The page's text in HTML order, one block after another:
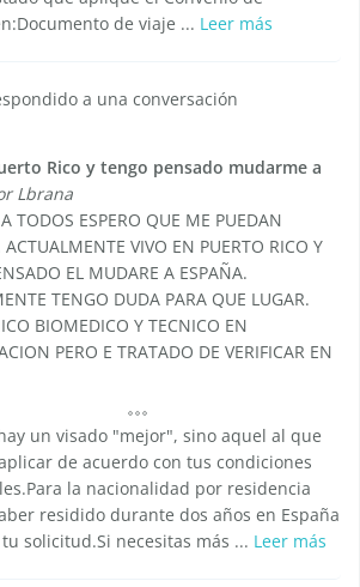
de viaje ... Leer más
a una conversación
Rico y tengo pensado mudarme a
Lbrana
TODOS ESPERO QUE ME PUEDAN
VIVO EN PUERTO RICO Y
EL MUDARE A ESPAÑA.
TENGO DUDA PARA QUE LUGAR.
BIOMEDICO Y TECNICO EN
PERO E TRATADO DE VERIFICAR EN
un visado "mejor", sino aquel al que
de acuerdo con tus condiciones
la nacionalidad por residencia
residido durante dos años en España
solicitud.Si necesitas más ... Leer más